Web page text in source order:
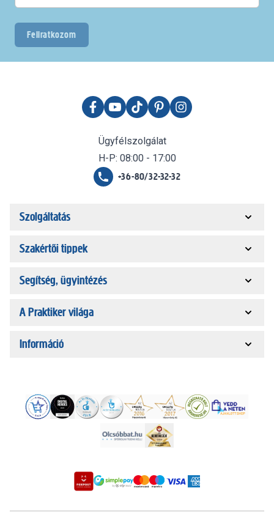
Feliratkozom
Ügyfélszolgálat
H-P: 08:00 - 17:00
+36-80/32-32-32
Szolgáltatás
Szakértői tippek
Segítség, ügyintézés
A Praktiker világa
Információ